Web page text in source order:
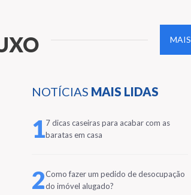
MAIS
NOTÍCIAS MAIS LIDAS
17 dicas caseiras para acabar com as
baratas em casa
2Como fazer um pedido de desocupação
do imóvel alugado?